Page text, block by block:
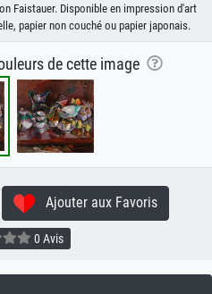
Faistauer. Disponible en impression d'art
papier non couché ou papier japonais.
de cette image
Ajouter aux Favoris
0 Avis